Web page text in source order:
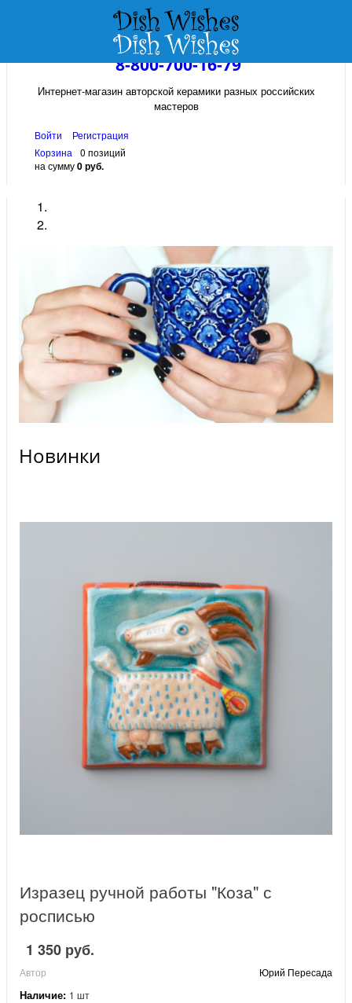
8-800-700-16-79
Интернет-магазин авторской керамики разных российских
мастеров
Войти
Регистрация
Корзина
0 позиций
на сумму0 руб.
Новинки
Изразец ручной работы "Коза" с
росписью
1 350 руб.
Автор Юрий Пересада
Наличие: 1 шт